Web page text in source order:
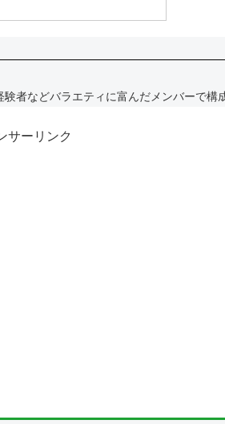
者などバラエティに富んだメンバーで構
サーリンク